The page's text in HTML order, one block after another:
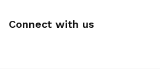
Connect with us